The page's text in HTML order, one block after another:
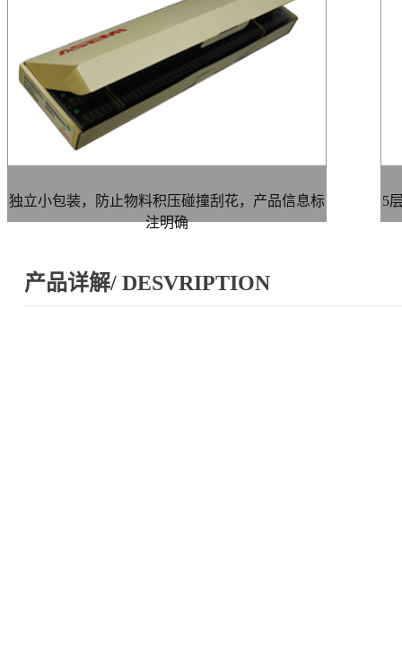
独立小包装，防止物料积压碰撞刮花，产品信息标
注明确
5
产品详解/ DESVRIPTION